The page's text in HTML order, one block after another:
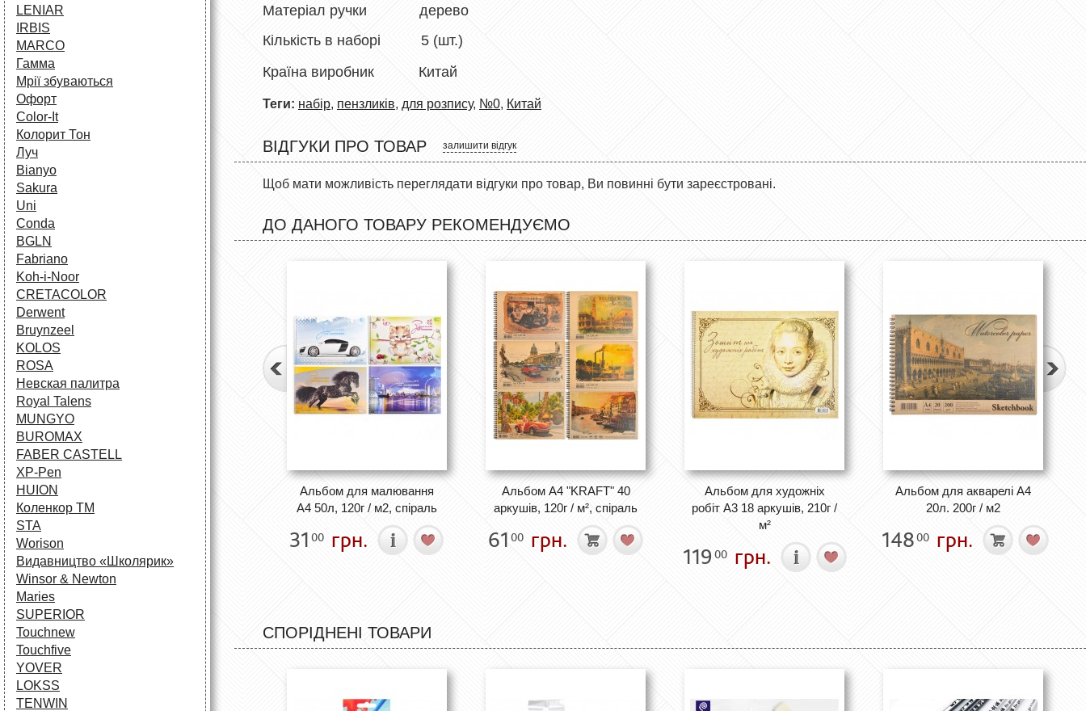
LENIAR
IRBIS
MARCO
Гамма
Мрії збуваються
Офорт
Сolor-It
Колорит Тон
Луч
Bianyo
Sakura
Uni
Conda
BGLN
Fabriano
Koh-i-Noor
CRETACOLOR
Derwent
Bruynzeel
KOLOS
ROSA
Невская палитра
Royal Talens
MUNGYO
BUROMAX
FABER CASTELL
XP-Pen
HUION
Коленкор ТМ
STA
Worison
Видавництво «Школярик»
Winsor & Newton
Maries
SUPERIOR
Touchnew
Touchfive
YOVER
LOKSS
TENWIN
Матеріал ручки дерево
Кількість в наборі 5 (шт.)
Країна виробник
Китай
Теги: набір, пензликів, для розпису, №0, Китай
ВІДГУКИ ПРО ТОВАР залишити відгук
Щоб мати можливість переглядати відгуки про товар, Ви повинні бути зареєстровані.
ДО ДАНОГО ТОВАРУ РЕКОМЕНДУЄМО
Альбом для малювання
А4 50л, 120г / м2, спіраль
31 00 грн.
Альбом А4 "KRAFT" 40
аркушів, 120г / м², спіраль
61 00 грн.
Альбом для художніх
робіт А3 18 аркушів, 210г /
м²
119 00 грн.
Альбом для акварелі А4
20л. 200г / м2
14800 грн.
СПОРІДНЕНІ ТОВАРИ